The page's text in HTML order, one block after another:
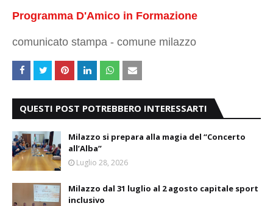
Programma D'Amico in Formazione
comunicato stampa - comune milazzo
QUESTI POST POTREBBERO INTERESSARTI
Milazzo si prepara alla magia del “Concerto
all’Alba”
Luglio 28, 2026
Milazzo dal 31 luglio al 2 agosto capitale sport
inclusivo